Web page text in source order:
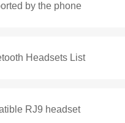
by the phone
Headsets List
RJ9 headset